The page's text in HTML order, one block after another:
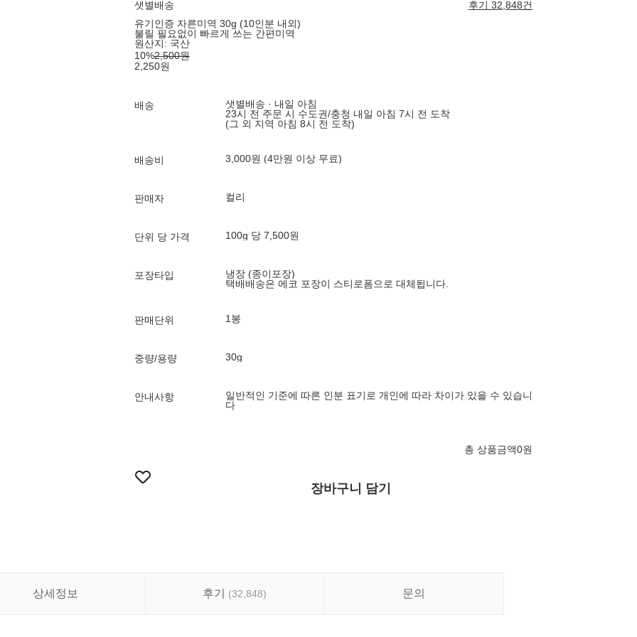
샛별배송
후기 32,848건
유기인증 자른미역 30g (10인분 내외)
불릴 필요없이 빠르게 쓰는 간편미역
원산지: 국산
10%2,500원
2,250원
배송
샛별배송 · 내일 아침
23시 전 주문 시 수도권/충청 내일 아침 7시 전 도착
(그 외 지역 아침 8시 전 도착)
배송비 3,000원 (4만원 이상 무료)
판매자 컬리
단위 당 가격 100g 당 7,500원
포장타입
냉장 (종이포장)
택배배송은 에코 포장이 스티로폼으로 대체됩니다.
판매단위 1봉
중량/용량 30g
안내사항
일반적인 기준에 따른 인분 표기로 개인에 따라 차이가 있을 수 있습니
다
총 상품금액0원
장바구니 담기
상세정보 후기 (32,848) 문의